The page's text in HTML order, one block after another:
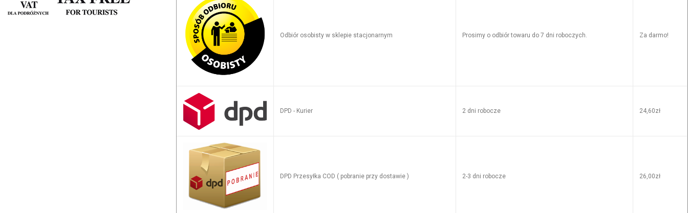
Odbiór osobisty w sklepie stacjonarnym Prosimy o odbiór towaru do 7 dni roboczych. Za darmo!
DPD - Kurier 2 dni robocze 24,60zł
DPD Przesyłka COD ( pobranie przy dostawie ) 2-3 dni robocze 26,00zł